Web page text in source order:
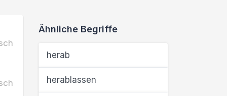
Ähnliche Begriffe
herab
herablassen